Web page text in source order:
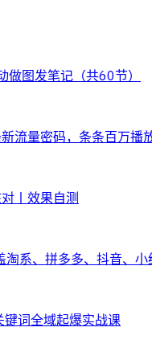
图发笔记（共60节）
流量密码，条条百万播
丨效果自测
系、拼多多、抖音、
词全域起爆实战课